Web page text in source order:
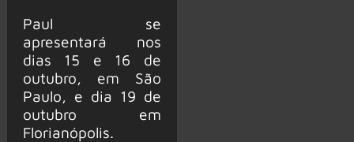
Paul se
apresentará nos
dias 15 e 16 de
outubro, em São
Paulo, e dia 19 de
outubro em
Florianópolis.